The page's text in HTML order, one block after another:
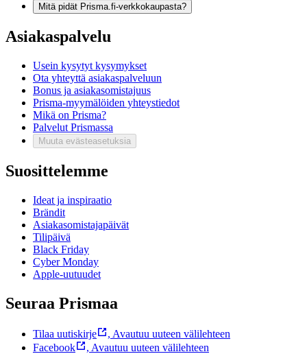
Mitä pidät Prisma.fi-verkkokaupasta?
Asiakaspalvelu
Usein kysytyt kysymykset
Ota yhteyttä asiakaspalveluun
Bonus ja asiakasomistajuus
Prisma-myymälöiden yhteystiedot
Mikä on Prisma?
Palvelut Prismassa
Muuta evästeasetuksia
Suosittelemme
Ideat ja inspiraatio
Brändit
Asiakasomistajapäivät
Tilipäivä
Black Friday
Cyber Monday
Apple-uutuudet
Seuraa Prismaa
Tilaa uutiskirje , Avautuu uuteen välilehteen
Facebook
, Avautuu uuteen välilehteen